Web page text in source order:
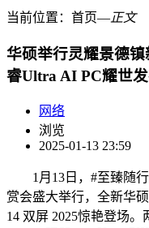
当前位置： 首页―正文
华硕举行灵耀景德
睿Ultra AI PC耀世
网络
浏览
2025-01-13 23:59
1月13日，#至臻随行
赏会盛大举行，全新华
14 双屏 2025惊艳登场